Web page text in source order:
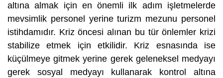
altına almak için en önemli ilk adım işletmelerde
mevsimlik personel yerineturizm mezunu personel
istihdamıdır. Kriz öncesi alınan bu tür önlemler krizi
stabilize etmek için etkilidir. Kriz esnasında ise
küçülmeye gitmek yerine gerek geleneksel medyayı
gerek sosyal medyayı kullanarak kontrol altına